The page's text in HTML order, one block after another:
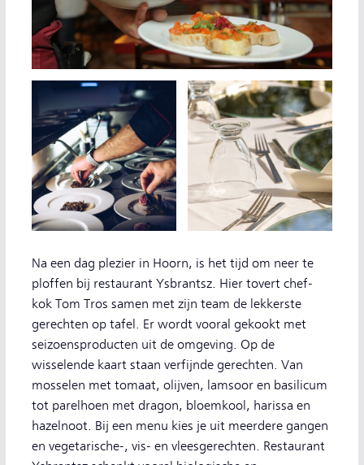
Na een dag plezier in Hoorn, is het tijd om neer te
ploffen bij restaurant Ysbrantsz. Hier tovert chef-
kok Tom Tros samen met zijn team de lekkerste
gerechten op tafel. Er wordt vooral gekookt met
seizoensproducten uit de omgeving. Op de
wisselende kaart staan verfijnde gerechten. Van
mosselen met tomaat, olijven, lamsoor en basilicum
tot parelhoen met dragon, bloemkool, harissa en
hazelnoot. Bij een menu kies je uit meerdere gangen
en vegetarische-, vis- en vleesgerechten. Restaurant